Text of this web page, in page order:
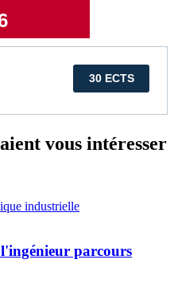
30 ECTS
vous intéresser
industrielle
l'ingénieur parcours